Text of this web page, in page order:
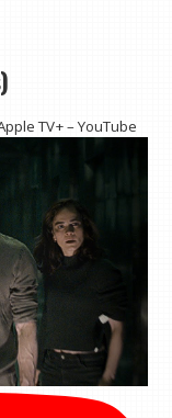
TV+ – YouTube